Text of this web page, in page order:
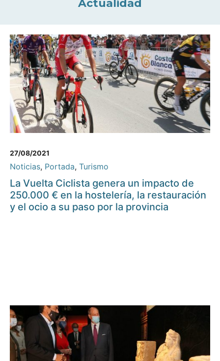
Actualidad
27/08/2021
Noticias, Portada, Turismo
La Vuelta Ciclista genera un impacto de
250.000 € en la hostelería, la restauración
y el ocio a su paso por la provincia